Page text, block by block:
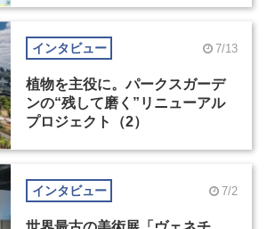
インタビュー 7/13
植物を主役に。パークスガーデ
ンの“残して磨く”リニューアル
プロジェクト（2）
インタビュー 7/2